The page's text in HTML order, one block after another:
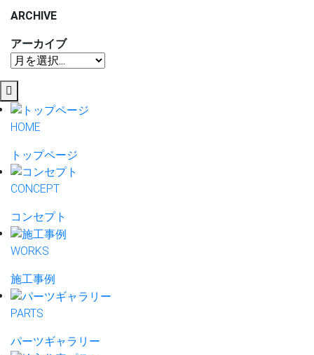
ARCHIVE
アーカイブ
HOME
トップページ
CONCEPT
コンセプト
WORKS
施工事例
PARTS
パーツギャラリー